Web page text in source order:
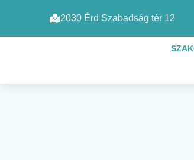
2030 Érd Szabadság tér 12